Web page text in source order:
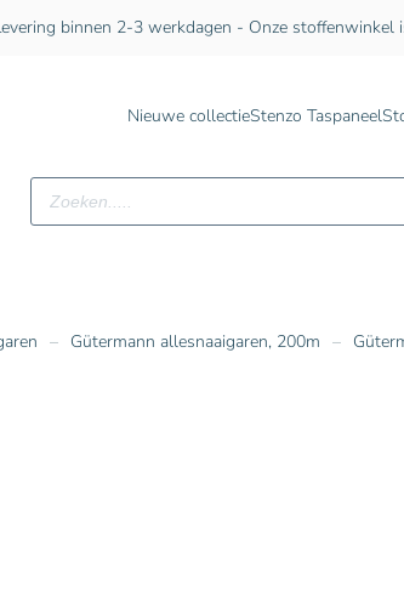
binnen 2-3 werkdagen - Onze
Nieuwe collectieStenzo Taspaneel
Producten
zoeken
Gütermann allesnaaigaren, 200m